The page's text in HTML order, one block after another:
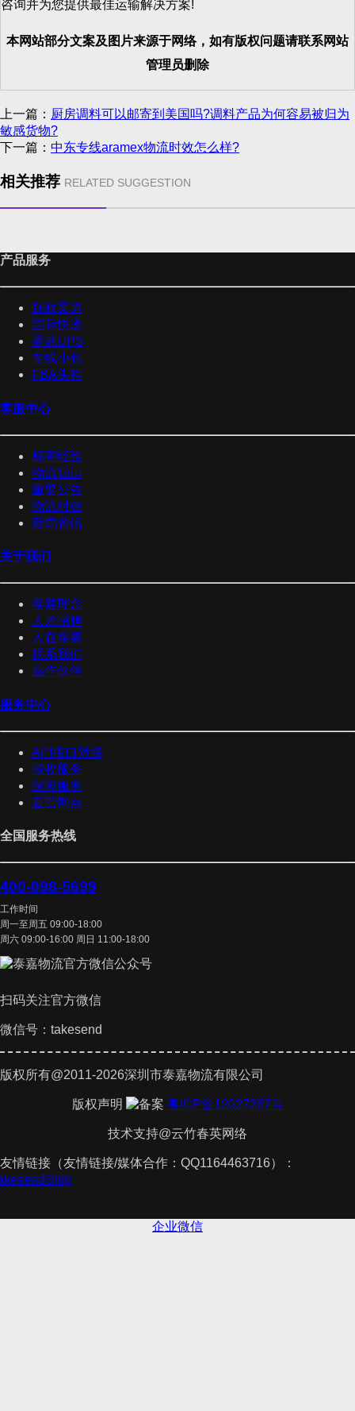
咨询并为您提供最佳运输解决方案!
本网站部分文案及图片来源于网络，如有版权问题请联系网站
管理员删除
上一篇： 厨房调料可以邮寄到美国吗?调料产品为何容易被归为
敏感货物?
下一篇： 中东专线aramex物流时效怎么样?
相关推荐 RELATED SUGGESTION
产品服务
邮政渠道
国际快递
香港UPS
专线小包
FBA头程
客服中心
邮寄经验
物流知识
重要公告
物流时效
新闻资讯
关于我们
泰嘉理念
人才招聘
人在泰嘉
联系我们
合作伙伴
服务中心
API接口对接
揽收服务
保险服务
直营网点
全国服务热线
400-098-5699
工作时间
周一至周五 09:00-18:00
周六 09:00-16:00 周日 11:00-18:00
扫码关注官方微信
微信号：takesend
版权所有@2011-2026深圳市泰嘉物流有限公司
版权声明 粤ICP备12027267号
技术支持@云竹春英网络
友情链接（友情链接/媒体合作：QQ1164463716）：
企业微信